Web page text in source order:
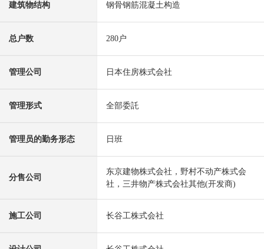
建筑物结构 钢骨钢筋混凝土构造
总户数 280户
管理公司 日本住房株式会社
管理形式 全部委託
管理员的勤务形态 日班
分售公司
东京建物株式会社，野村不动产株式会
社，三井物产株式会社其他(开发商)
施工公司 长谷工株式会社